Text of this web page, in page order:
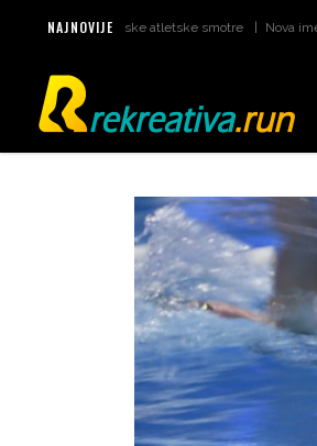
NAJNOVIJE
za svjetske atletske smotre Nova imena na